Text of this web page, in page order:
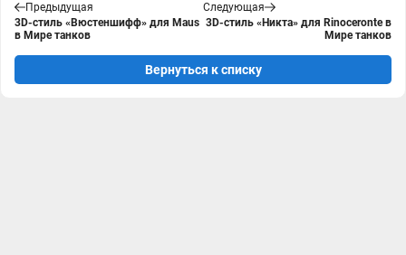
Предыдущая
3D-стиль «Вюстеншифф» для Maus
в Мире танков
Следующая
3D-стиль «Никта» для Rinoceronte в
Мире танков
Вернуться к списку